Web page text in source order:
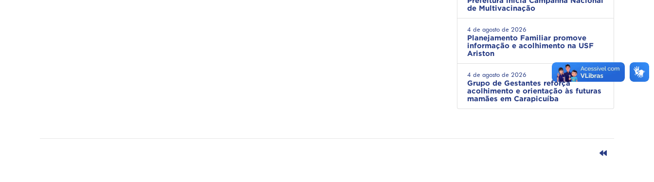
de Multivacinação
4 de agosto de 2026
Planejamento Familiar promove
informação e acolhimento na USF
Ariston
4 de agosto de 2026
Grupo de Gestantes reforça
acolhimento e orientação às futuras
mamães em Carapicuíba